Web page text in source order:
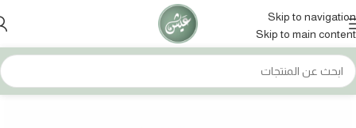
Skip to navigation
Skip to main content